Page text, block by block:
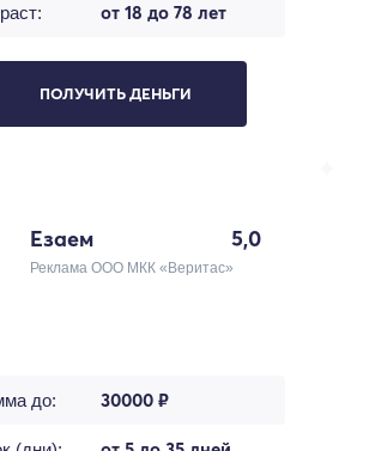
от 18 до 78 лет
ПОЛУЧИТЬ ДЕНЬГИ
Езаем 5,0
Реклама ООО МКК «Веритас»
до: 30000 ₽